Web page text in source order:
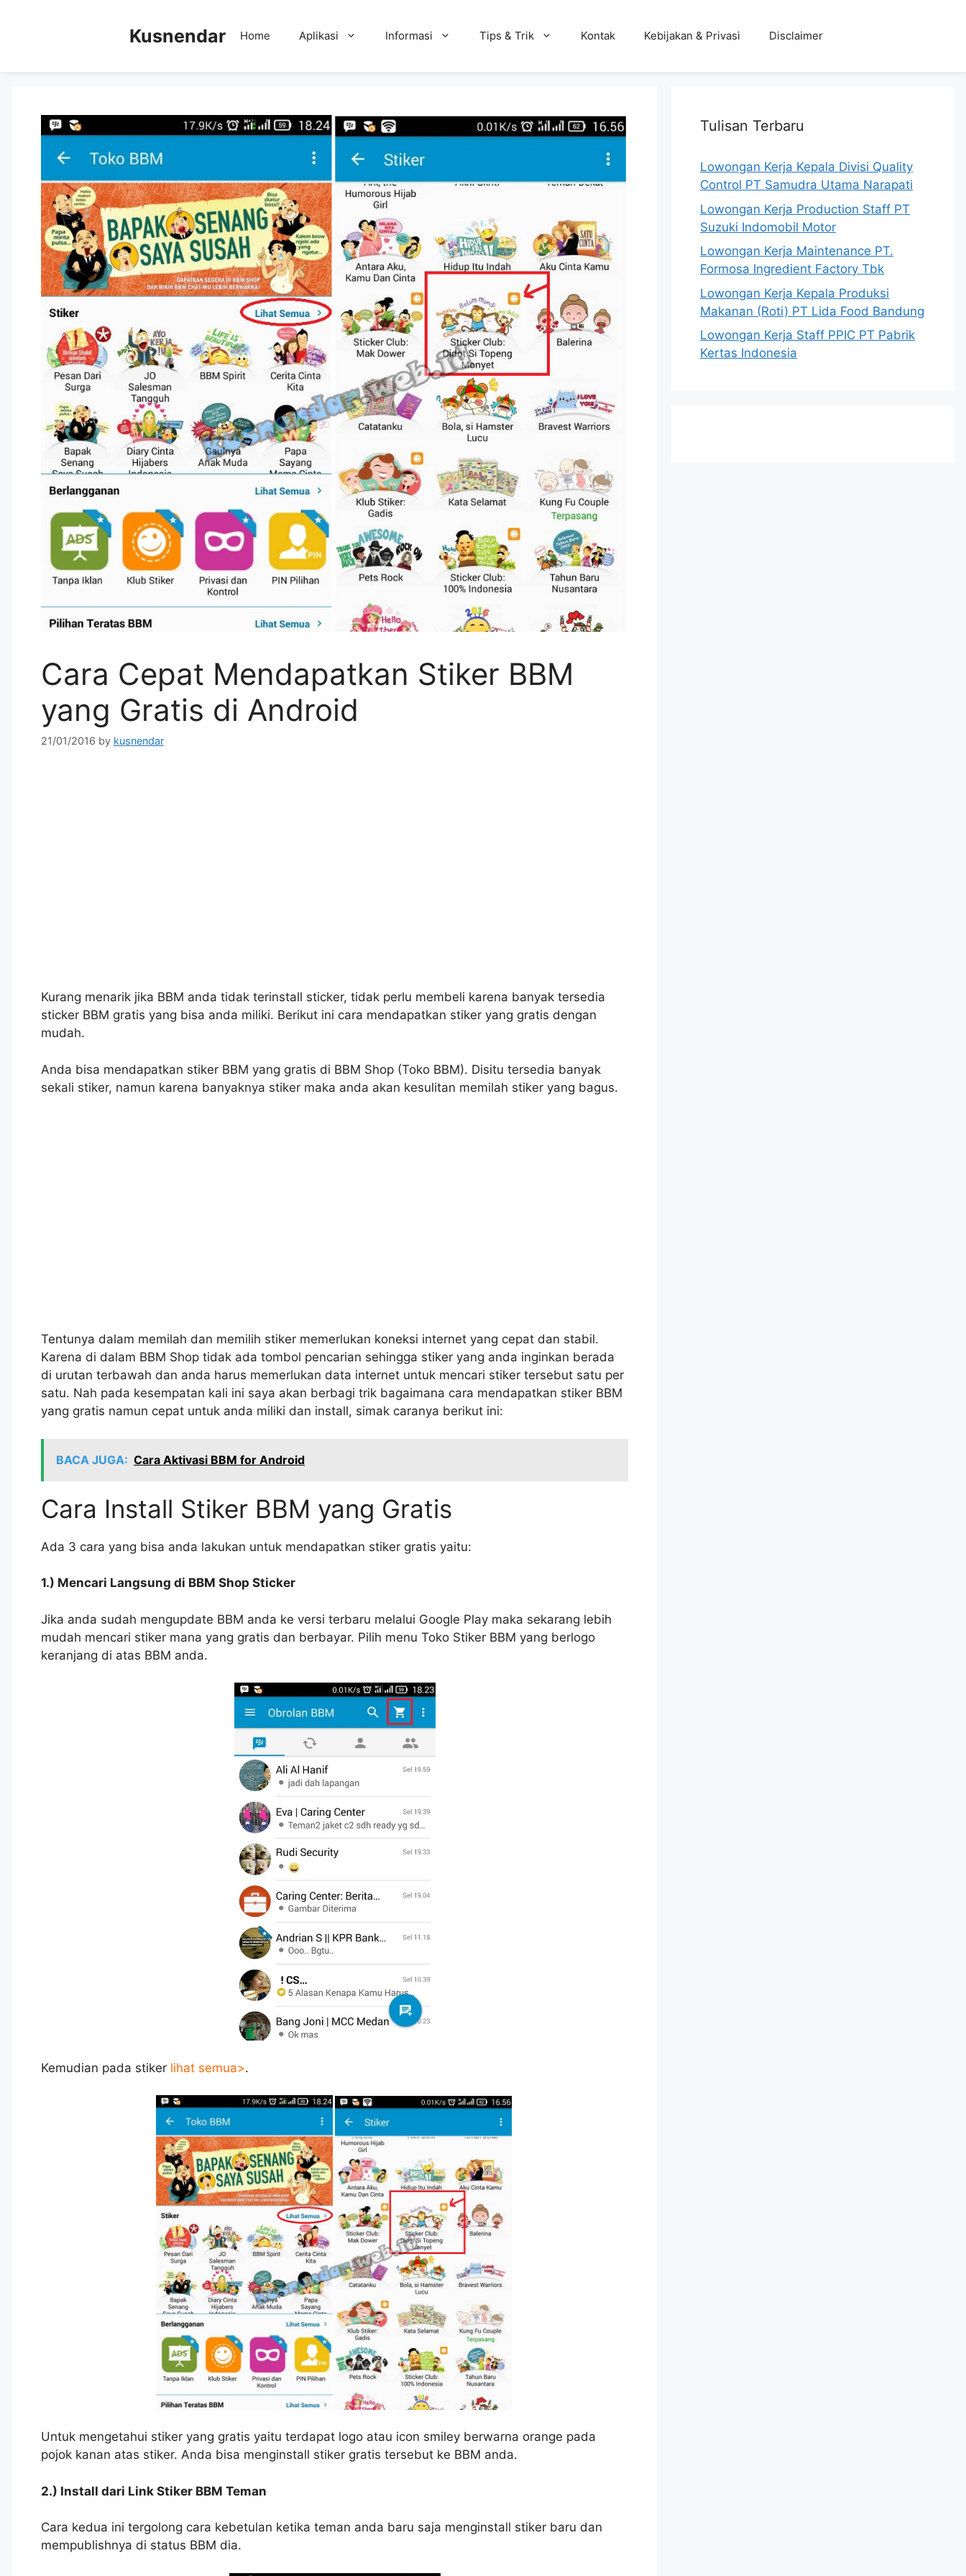
Kusnendar Home Aplikasi Informasi Tips & Trik Kontak Kebijakan & Privasi Disclaimer
Cara Cepat Mendapatkan Stiker BBM
yang Gratis di Android
21/01/2016 by kusnendar
Kurang menarik jika BBM anda tidak terinstall sticker, tidak perlu membeli karena banyak tersedia
sticker BBM gratis yang bisa anda miliki. Berikut ini cara mendapatkan stiker yang gratis dengan
mudah.
Anda bisa mendapatkan stiker BBM yang gratis di BBM Shop (Toko BBM). Disitu tersedia banyak
sekali stiker, namun karena banyaknya stiker maka anda akan kesulitan memilah stiker yang bagus.
Tentunya dalam memilah dan memilih stiker memerlukan koneksi internet yang cepat dan stabil.
Karena di dalam BBM Shop tidak ada tombol pencarian sehingga stiker yang anda inginkan berada
di urutan terbawah dan anda harus memerlukan data internet untuk mencari stiker tersebut satu per
satu. Nah pada kesempatan kali ini saya akan berbagi trik bagaimana cara mendapatkan stiker BBM
yang gratis namun cepat untuk anda miliki dan install, simak caranya berikut ini:
BACA JUGA: Cara Aktivasi BBM for Android
Cara Install Stiker BBM yang Gratis
Ada 3 cara yang bisa anda lakukan untuk mendapatkan stiker gratis yaitu:
1.) Mencari Langsung di BBM Shop Sticker
Jika anda sudah mengupdate BBM anda ke versi terbaru melalui Google Play maka sekarang lebih
mudah mencari stiker mana yang gratis dan berbayar. Pilih menu Toko Stiker BBM yang berlogo
keranjang di atas BBM anda.
Kemudian pada stiker lihat semua>.
Untuk mengetahui stiker yang gratis yaitu terdapat logo atau icon smiley berwarna orange pada
pojok kanan atas stiker. Anda bisa menginstall stiker gratis tersebut ke BBM anda.
2.) Install dari Link Stiker BBM Teman
Cara kedua ini tergolong cara kebetulan ketika teman anda baru saja menginstall stiker baru dan
mempublishnya di status BBM dia.
Tulisan Terbaru
Lowongan Kerja Kepala Divisi Quality
Control PT Samudra Utama Narapati
Lowongan Kerja Production Staff PT
Suzuki Indomobil Motor
Lowongan Kerja Maintenance PT.
Formosa Ingredient Factory Tbk
Lowongan Kerja Kepala Produksi
Makanan (Roti) PT Lida Food Bandung
Lowongan Kerja Staff PPIC PT Pabrik
Kertas Indonesia